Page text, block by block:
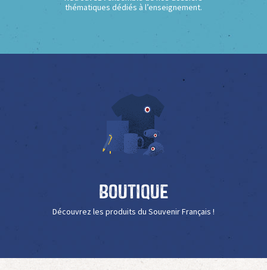
thématiques dédiés à l’enseignement.
Boutique
Découvrez les produits du Souvenir Français !